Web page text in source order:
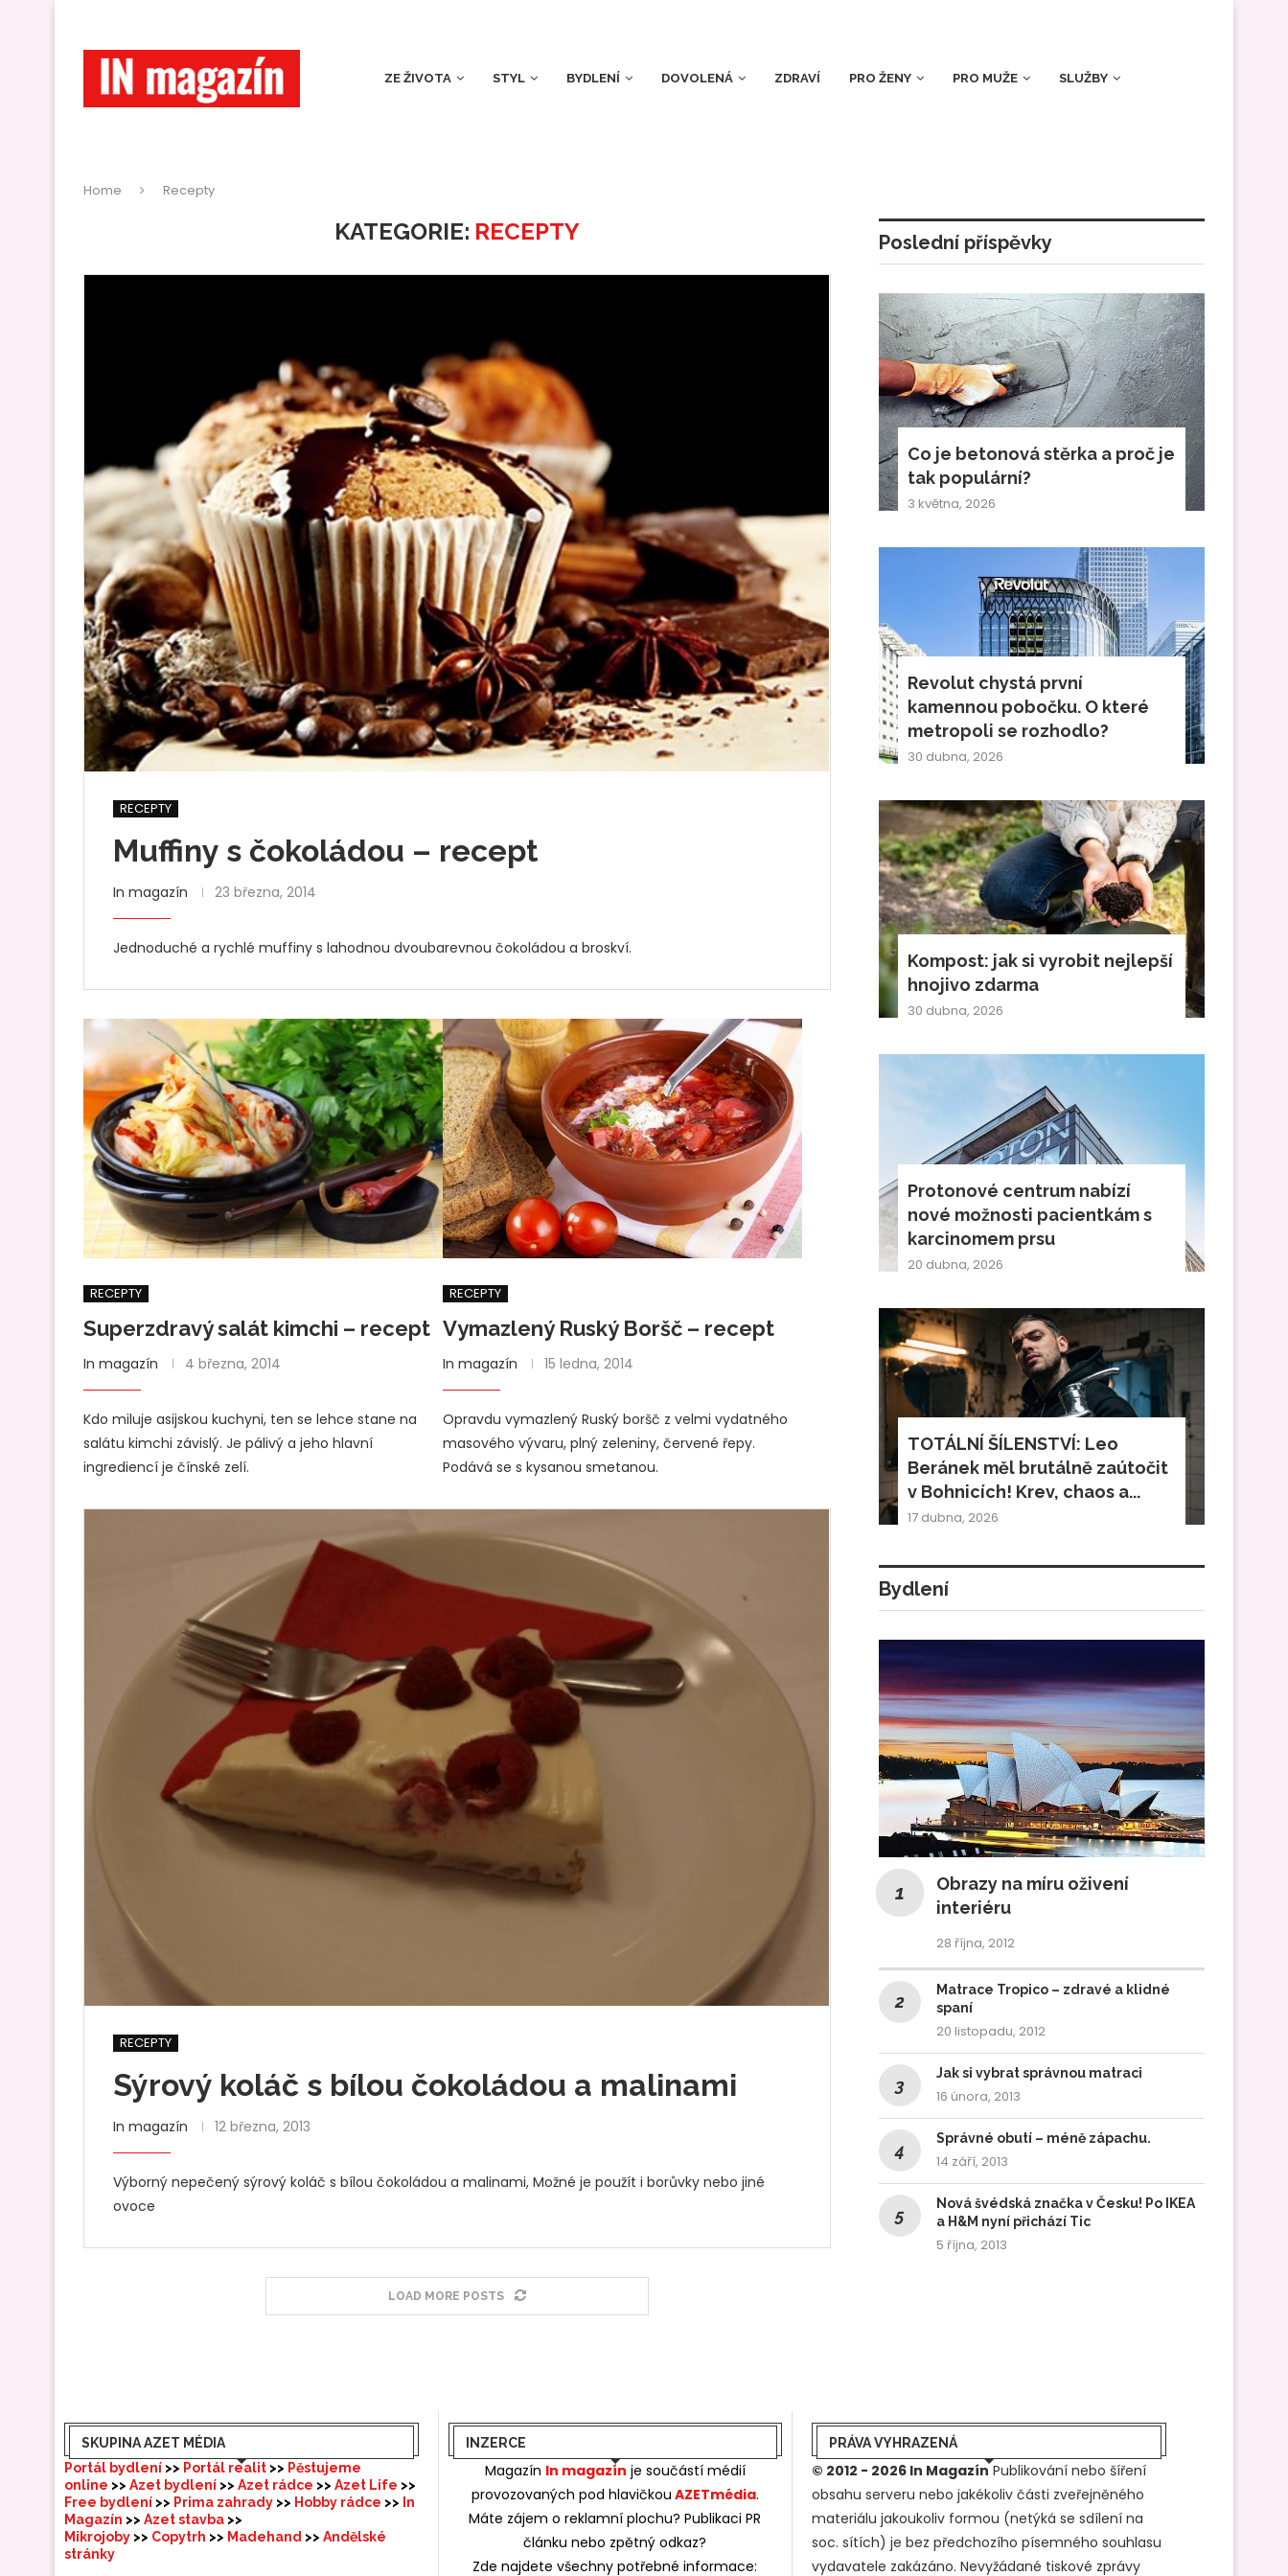
ZE ŽIVOTA STYL BYDLENÍ DOVOLENÁ ZDRAVÍ PRO ŽENY PRO MUŽE SLUŽBY
Home Recepty
KATEGORIE: RECEPTY
RECEPTY
Muffiny s čokoládou – recept
In magazín 23 března, 2014
Jednoduché a rychlé muffiny s lahodnou dvoubarevnou čokoládou a broskví.
RECEPTY
Superzdravý salát kimchi – recept
In magazín 4 března, 2014
Kdo miluje asijskou kuchyni, ten se lehce stane na
salátu kimchi závislý. Je pálivý a jeho hlavní
ingrediencí je čínské zelí.
RECEPTY
Vymazlený Ruský Boršč – recept
In magazín 15 ledna, 2014
Opravdu vymazlený Ruský boršč z velmi vydatného
masového vývaru, plný zeleniny, červené řepy.
Podává se s kysanou smetanou.
RECEPTY
Sýrový koláč s bílou čokoládou a malinami
In magazín 12 března, 2013
Výborný nepečený sýrový koláč s bílou čokoládou a malinami, Možné je použít i borůvky nebo jiné
ovoce
LOAD MORE POSTS
Poslední příspěvky
Co je betonová stěrka a proč je
tak populární?
3 května, 2026
Revolut chystá první
kamennou pobočku. O které
metropoli se rozhodlo?
30 dubna, 2026
Kompost: jak si vyrobit nejlepší
hnojivo zdarma
30 dubna, 2026
Protonové centrum nabízí
nové možnosti pacientkám s
karcinomem prsu
20 dubna, 2026
TOTÁLNÍ ŠÍLENSTVÍ: Leo
Beránek měl brutálně zaútočit
v Bohnicích! Krev, chaos a...
17 dubna, 2026
Bydlení
Obrazy na míru oživení
interiéru
28 října, 2012
Matrace Tropico – zdravé a klidné
spaní
20 listopadu, 2012
Jak si vybrat správnou matraci
16 února, 2013
Správné obutí – méně zápachu.
14 září, 2013
Nová švédská značka v Česku! Po IKEA
a H&M nyní přichází Tic
5 října, 2013
SKUPINA AZET MÉDIA
Portál bydlení >> Portál realit >> Pěstujeme
online >> Azet bydlení >> Azet rádce >> Azet Life >>
Free bydlení >> Prima zahrady >> Hobby rádce >> In
Magazín >> Azet stavba >>
Mikrojoby >> Copytrh >> Madehand >> Andělské
stránky
INZERCE
Magazín In magazín je součástí médií
provozovaných pod hlavičkou AZETmédia.
Máte zájem o reklamní plochu? Publikaci PR
článku nebo zpětný odkaz?
Zde najdete všechny potřebné informace:
PRÁVA VYHRAZENÁ
© 2012 - 2026 In MagazínPublikování nebo šíření
obsahu serveru nebo jakékoliv části zveřejněného
materiálu jakoukoliv formou (netýká se sdílení na
soc. sítích) je bez předchozího písemného souhlasu
vydavatele zakázáno. Nevyžádané tiskové zprávy